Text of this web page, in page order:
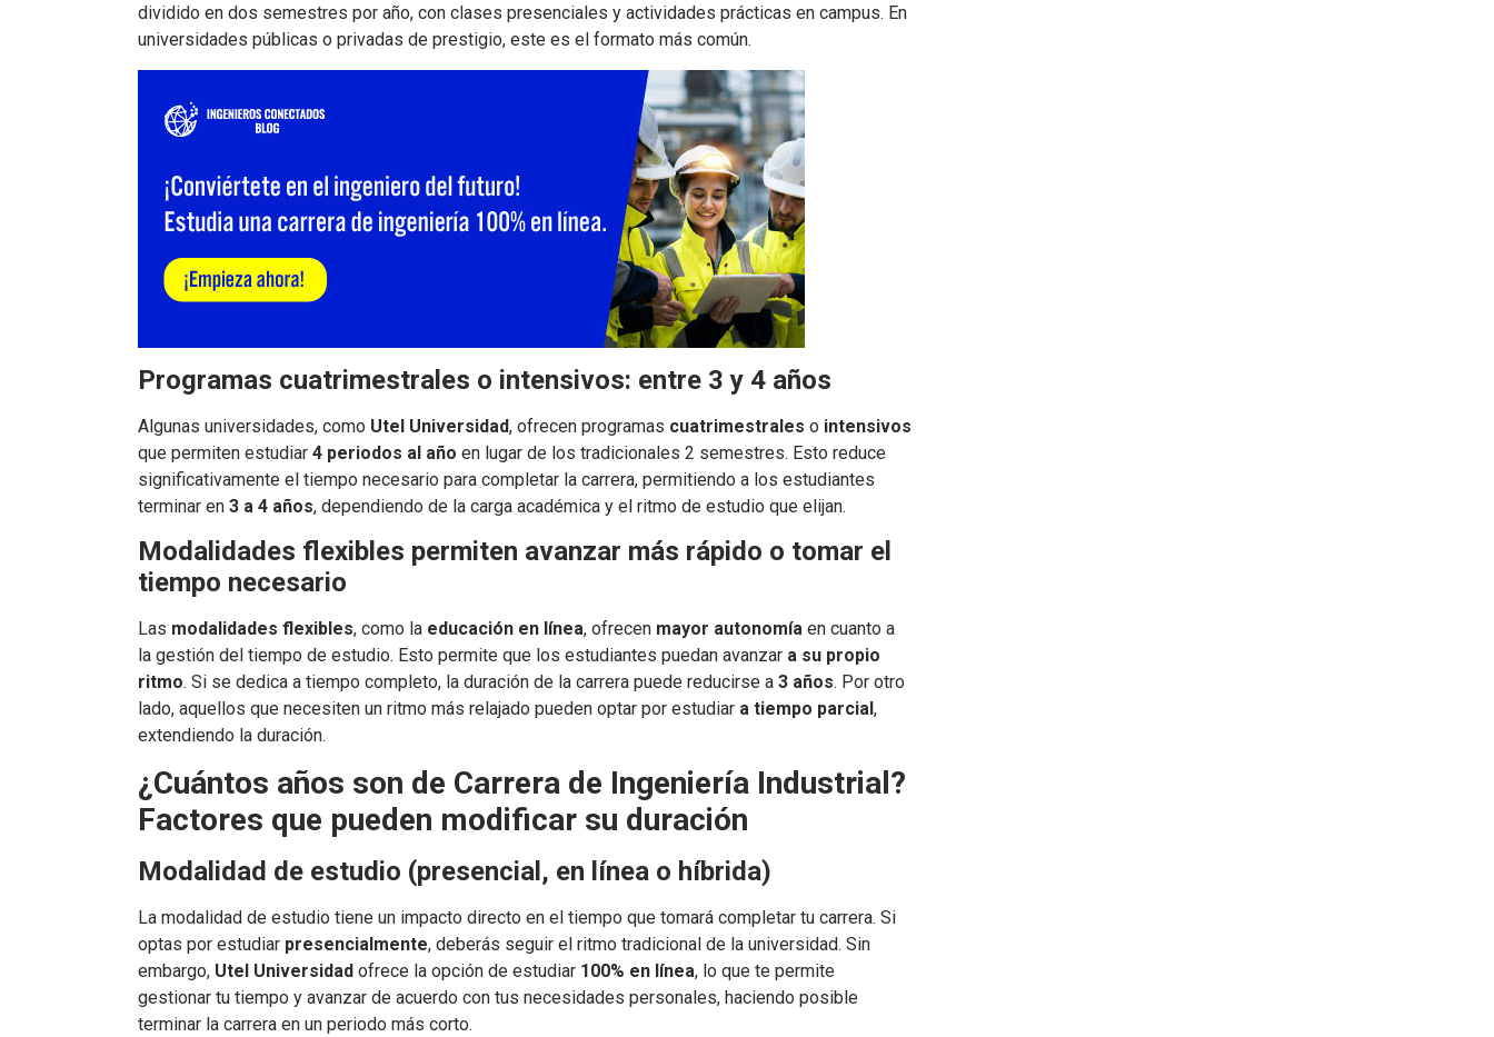
dividido en dos semestres por año, con clases presenciales y actividades prácticas en campus. En
universidades públicas o privadas de prestigio, este es el formato más común.
Programas cuatrimestrales o intensivos: entre 3 y 4 años
Algunas universidades, como Utel Universidad, ofrecen programas cuatrimestrales o intensivos
que permiten estudiar4 periodos al año en lugar de los tradicionales 2 semestres. Esto reduce
significativamente el tiempo necesario para completar la carrera, permitiendo a los estudiantes
terminar en3 a 4 años, dependiendo de la carga académica y el ritmo de estudio que elijan.
Modalidades flexibles permiten avanzar más rápido o tomar el
tiempo necesario
Las modalidades flexibles, como la educación en línea, ofrecen mayor autonomía en cuanto a
la gestión del tiempo de estudio. Esto permite que los estudiantes puedan avanzar a su propio
ritmo. Si se dedica a tiempo completo, la duración de la carrera puede reducirse a3 años. Por otro
lado, aquellos que necesiten un ritmo más relajado pueden optar por estudiar a tiempo parcial,
extendiendo la duración.
¿Cuántos años son de Carrera de Ingeniería Industrial?
Factores que pueden modificar su duración
Modalidad de estudio (presencial, en línea o híbrida)
La modalidad de estudio tiene un impacto directo en el tiempo que tomará completar tu carrera. Si
optas por estudiar presencialmente, deberás seguir el ritmo tradicional de la universidad. Sin
embargo, Utel Universidad ofrece la opción de estudiar 100% en línea, lo que te permite
gestionar tu tiempo y avanzar de acuerdo con tus necesidades personales, haciendo posible
terminar la carrera en un periodo más corto.